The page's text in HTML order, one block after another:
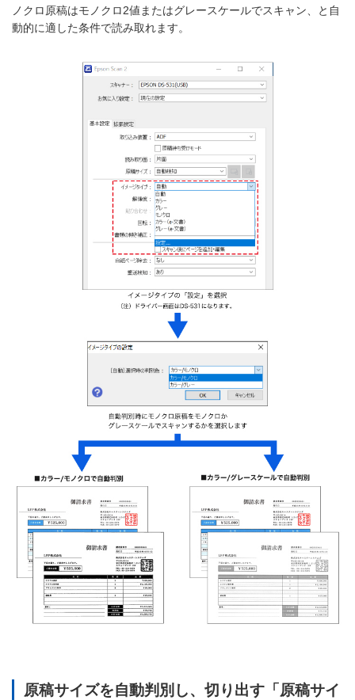
ノクロ原稿はモノクロ2値またはグレースケールでスキャン、と自
動的に適した条件で読み取れます。
原稿サイズを自動判別し、切り出す「原稿サイ